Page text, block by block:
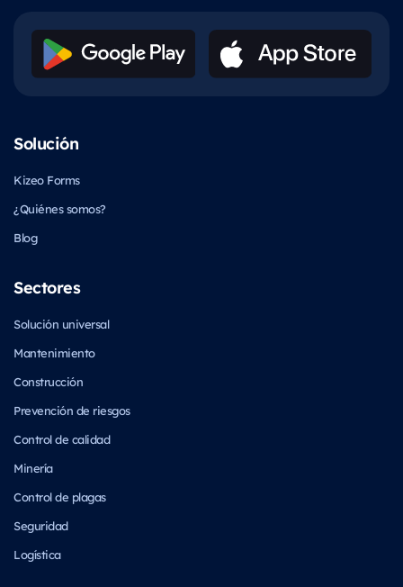
Solución
Kizeo Forms
¿Quiénes somos?
Blog
Sectores
Solución universal
Mantenimiento
Construcción
Prevención de riesgos
Control de calidad
Minería
Control de plagas
Seguridad
Logística